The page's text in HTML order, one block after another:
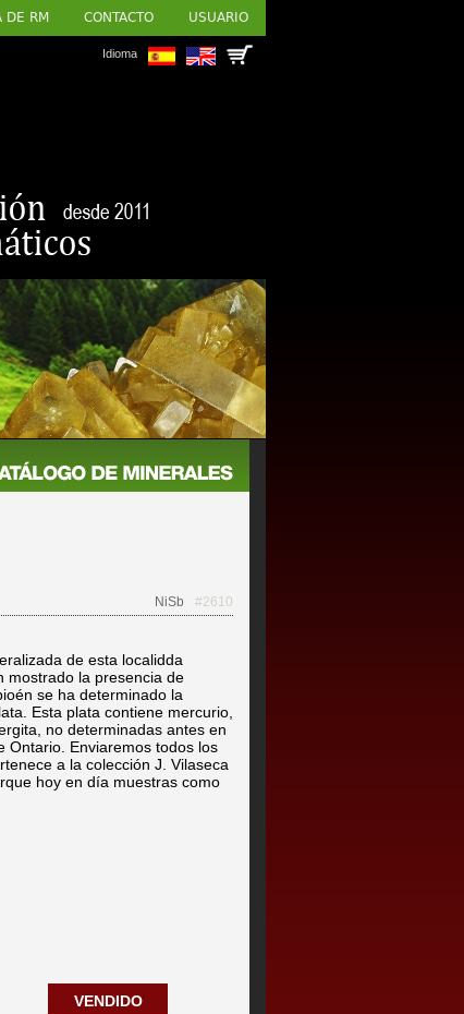
DE RM CONTACTO USUARIO
Idioma
NiSb
#2610
de esta localidda
mostrado la presencia de
se ha determinado la
Esta plata contiene mercurio,
no determinadas antes en
Ontario. Enviaremos todos los
a la colección J. Vilaseca
hoy en día muestras como
VENDIDO